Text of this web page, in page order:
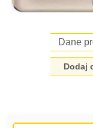
Dane
Dodaj